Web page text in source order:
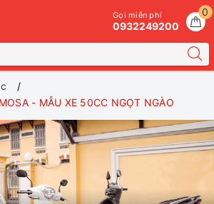
0
Gọi miễn phí
0932249200
- MẪU XE 50CC NGỌT NGÀO